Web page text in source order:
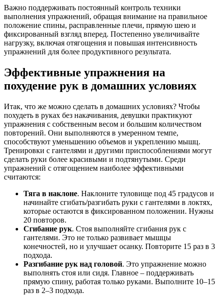
Важно поддерживать постоянный контроль техники
выполнения упражнений, обращая внимание на правильное
положение спины, расправленные плечи, прямую шею и
фиксированный взгляд вперед. Постепенно увеличивайте
нагрузку, включая отягощения и повышая интенсивность
упражнений для более продуктивного результата.
Эффективные упражнения на
похудение рук в домашних условиях
Итак, что же можно сделать в домашних условиях? Чтобы
похудеть в руках без накачивания, девушки практикуют
упражнения с собственным весом и большим количеством
повторений. Они выполняются в умеренном темпе,
способствуют уменьшению объемов и укреплению мышц.
Тренировки с гантелями и другими приспособлениями могут
сделать руки более красивыми и подтянутыми. Среди
упражнений с отягощением наиболее эффективными
считаются:
Тяга в наклоне. Наклоните туловище под 45 градусов и
начинайте сгибать/разгибать руки с гантелями в локтях,
которые остаются в фиксированном положении. Нужны
20 повторов.
Сгибание рук. Стоя выполняйте сгибания рук с
гантелями. Это не только развивает мышцы
конечностей, но и улучшает осанку. Повторите 15 раз в 3
подхода.
Разгибание рук над головой. Это упражнение можно
выполнять стоя или сидя. Главное – поддерживать
прямую спину, работая только руками. Выполните 10–15
раз в 2–3 подхода.